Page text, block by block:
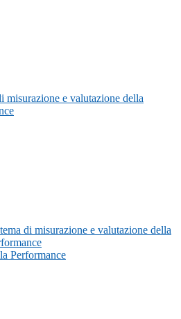
misurazione e valutazione della
di misurazione e valutazione della
Performance